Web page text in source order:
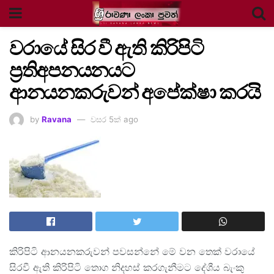
වරායේ සිර වී ඇති කිරිපිටි
ප්‍රතිඅපනයනයට
ආනයනකරුවන් අපේක්ෂා කරයි
by Ravana වසර 5ක් ago
කිරිපිටි ආනයනකරුවන් පවසන්නේ මේ වන තෙක් වරායේ
සිරවී ඇති කිරිපිටි තොග නිදහස් කරගැනීමට දේශීය බැංකු